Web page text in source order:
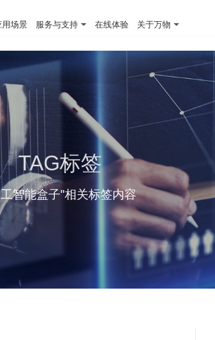
用场景 服务与支持 在线体验 关于万物
TAG标签
智能盒子"相关标签内容